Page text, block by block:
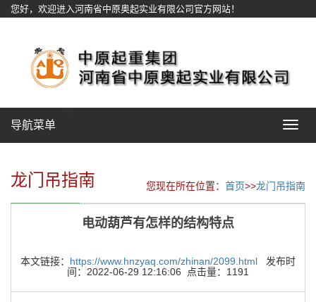
您好，欢迎进入河南省中原奥起实业有限公司官方网站！
Toggle
导航菜单
龙门吊指南 您现在所在位置： 首页>>龙门吊指南
电动葫芦有怎样的结构特点
本文链接： https://www.hnzyaq.com/zhinan/2099.html 发布时
间：2022-06-29 12:16:06 点击量：1191